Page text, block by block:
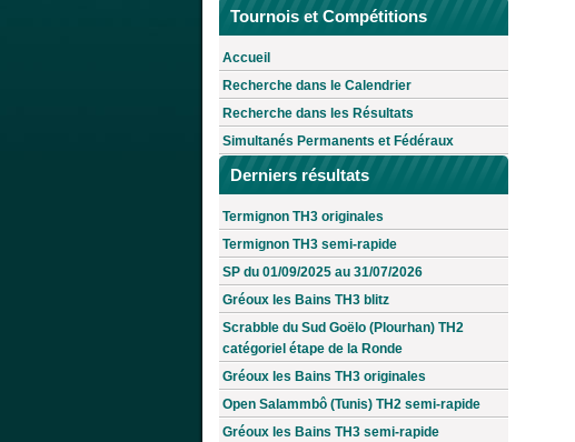
Tournois et Compétitions
Accueil
Recherche dans le Calendrier
Recherche dans les Résultats
Simultanés Permanents et Fédéraux
Derniers résultats
Termignon TH3 originales
Termignon TH3 semi-rapide
SP du 01/09/2025 au 31/07/2026
Gréoux les Bains TH3 blitz
Scrabble du Sud Goëlo (Plourhan) TH2
catégoriel étape de la Ronde
Gréoux les Bains TH3 originales
Open Salammbô (Tunis) TH2 semi-rapide
Gréoux les Bains TH3 semi-rapide